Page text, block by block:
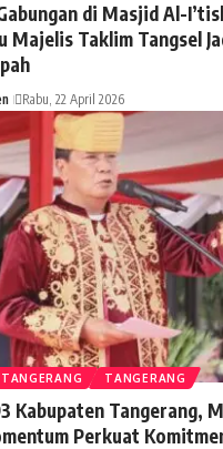
di Masjid Al-
Majelis Taklim Tangsel
Rabu, 22 April 2026
TANGERANG
Kabupaten Tangerang,
Perkuat